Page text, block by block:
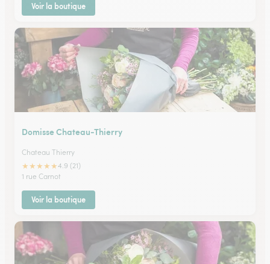
Voir la boutique
Domisse Chateau-Thierry
Chateau Thierry
★★★★★4.9 (21)
1 rue Carnot
Voir la boutique